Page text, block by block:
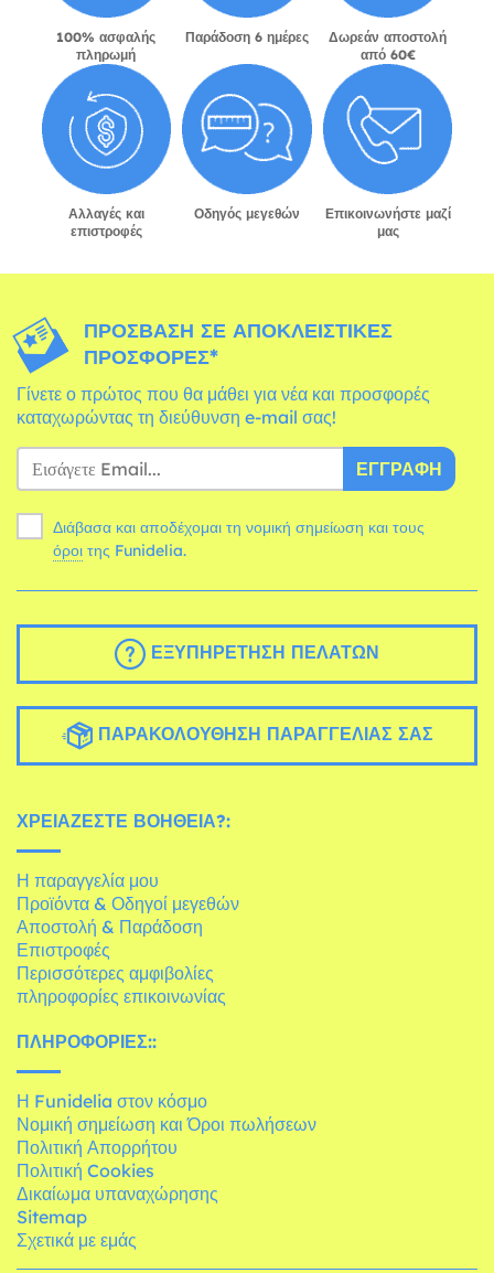
100% ασφαλής
πληρωμή
Παράδοση 6 ημέρες
Δωρεάν αποστολή
από 60€
Αλλαγές και
επιστροφές
Οδηγός μεγεθών
Επικοινωνήστε μαζί
μας
ΠΡΌΣΒΑΣΗ ΣΕ ΑΠΟΚΛΕΙΣΤΙΚΈΣ
ΠΡΟΣΦΟΡΈΣ*
Γίνετε ο πρώτος που θα μάθει για νέα και προσφορές
καταχωρώντας τη διεύθυνση e-mail σας!
ΕΓΓΡΑΦΉ
Διάβασα και αποδέχομαι τη νομική σημείωση και τους
όροι της Funidelia.
ΕΞΥΠΗΡΈΤΗΣΗ ΠΕΛΑΤΏΝ
ΠΑΡΑΚΟΛΟΎΘΗΣΗ ΠΑΡΑΓΓΕΛΊΑΣ ΣΑΣ
ΧΡΕΙΆΖΕΣΤΕ ΒΟΉΘΕΙΑ?:
Η παραγγελία μου
Προϊόντα & Οδηγοί μεγεθών
Αποστολή & Παράδοση
Επιστροφές
Περισσότερες αμφιβολίες
πληροφορίες επικοινωνίας
ΠΛΗΡΟΦΟΡΊΕΣ::
Η Funidelia στον κόσμο
Νομική σημείωση και Όροι πωλήσεων
Πολιτική Απορρήτου
Πολιτική Cookies
Δικαίωμα υπαναχώρησης
Sitemap
Σχετικά με εμάς